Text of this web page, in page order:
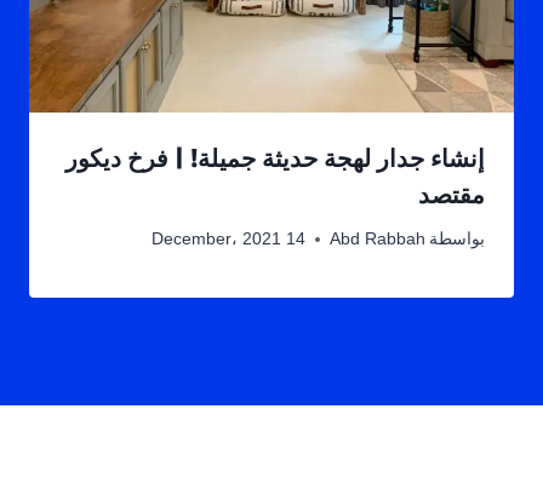
إنشاء جدار لهجة حديثة جميلة! | فرخ ديكور
مقتصد
بواسطة Abd Rabbah 14 December، 2021